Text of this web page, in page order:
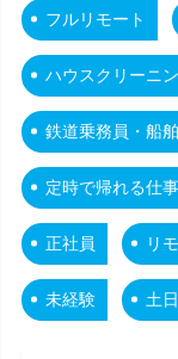
フルリモート
ハウスクリーニ
鉄道乗務員・船
定時で帰れる仕事
正社員 リ
未経験 土